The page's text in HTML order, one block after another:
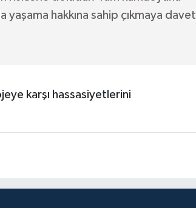
yaşama hakkına sahip çıkmaya davet
karşı hassasiyetlerini